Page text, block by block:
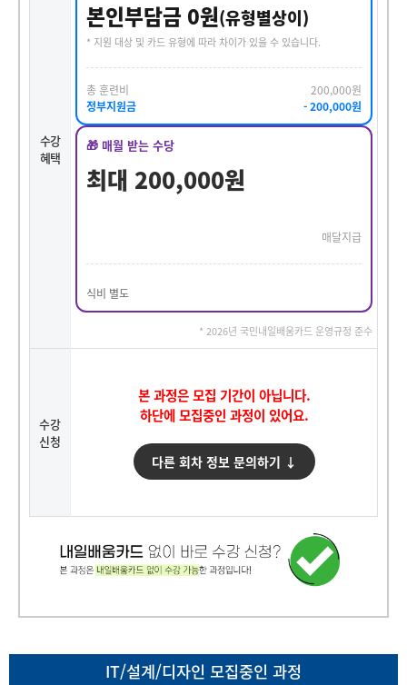
수강
혜택
본인부담금 0원(유형별상이)
* 지원 대상 및 카드 유형에 따라 차이가 있을 수 있습니다.
총 훈련비
200,000원
정부지원금
- 200,000원
🎁 매월 받는 수당
최대 200,000원
매달지급
식비 별도
* 2026년 국민내일배움카드 운영규정 준수
수강
신청
본 과정은 모집 기간이 아닙니다.
하단에 모집중인 과정이 있어요.
다른 회차 정보 문의하기 ↓
IT/설계/디자인 모집중인 과정